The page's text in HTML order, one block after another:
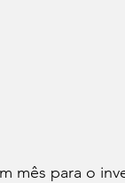
mês para o